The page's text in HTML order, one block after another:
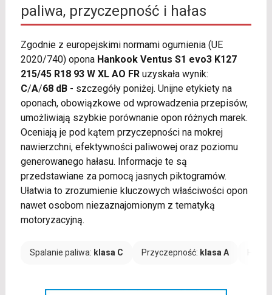
paliwa, przyczepność i hałas
Zgodnie z europejskimi normami ogumienia (UE
2020/740) opona Hankook Ventus S1 evo3 K127
215/45 R18 93 W XL AO FRuzyskała wynik:
C/A/68 dB- szczegóły poniżej. Unijne etykiety na
oponach, obowiązkowe od wprowadzenia przepisów,
umożliwiają szybkie porównanie opon różnych marek.
Oceniają je pod kątem przyczepności na mokrej
nawierzchni, efektywności paliwowej oraz poziomu
generowanego hałasu. Informacje te są
przedstawiane za pomocą jasnych piktogramów.
Ułatwia to zrozumienie kluczowych właściwości opon
nawet osobom niezaznajomionym z tematyką
motoryzacyjną.
Spalanie paliwa: klasa C Przyczepność: klasa A